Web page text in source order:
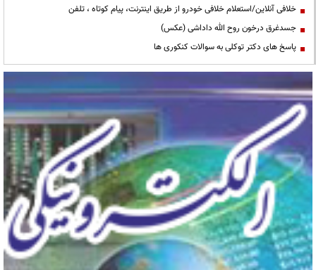
خلافی آنلاین/استعلام خلافی خودرو از طریق اینترنت، پیام کوتاه ، تلفن
جسدغرق درخون روح الله داداشی (عکس)
پاسخ های دکتر توکلی به سوالات کنکوری ها